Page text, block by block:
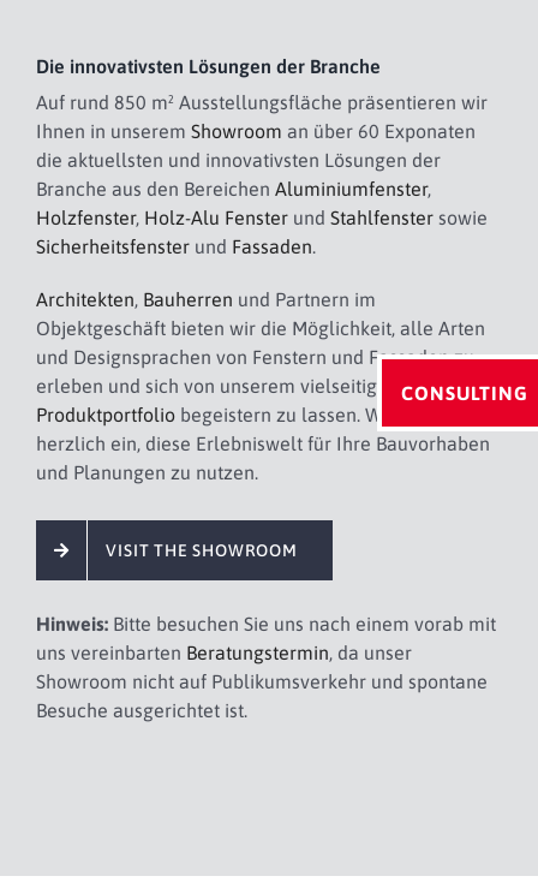
Die innovativsten Lösungen der Branche
Auf rund 850 m² Ausstellungsfläche präsentieren wir
Ihnen in unserem Showroom an über 60 Exponaten
die aktuellsten und innovativsten Lösungen der
Branche aus den Bereichen Aluminiumfenster,
Holzfenster, Holz-Alu Fensterund Stahlfenstersowie
Sicherheitsfensterund Fassaden.
Architekten, Bauherren und Partnern im
Objektgeschäft bieten wir die Möglichkeit, alle Arten
und Designsprachen von Fenstern und Fassaden zu
erleben und sich von unserem vielseitigen
Produktportfoliobegeistern zu lassen. Wir laden Sie
herzlich ein, diese Erlebniswelt für Ihre Bauvorhaben
und Planungen zu nutzen.
VISIT THE SHOWROOM
Hinweis:Bitte besuchen Sie uns nach einem vorab mit
uns vereinbarten Beratungstermin, da unser
Showroom nicht auf Publikumsverkehr und spontane
Besuche ausgerichtet ist.
CONSULTING